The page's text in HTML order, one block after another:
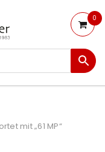
0
mit „61 MP“